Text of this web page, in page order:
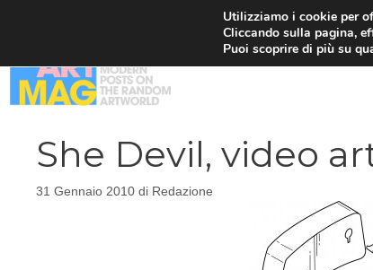
She Devil, video
31 Gennaio 2010 di Redazione
Utilizziamo i cookie per
Cliccando sulla pagina,
Puoi scoprire di più su